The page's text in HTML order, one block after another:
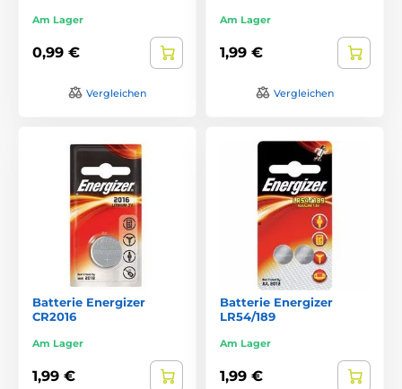
Am Lager
0,99 €
Vergleichen
Am Lager
1,99 €
Vergleichen
Batterie Energizer
CR2016
Am Lager
1,99 €
Batterie Energizer
LR54/189
Am Lager
1,99 €